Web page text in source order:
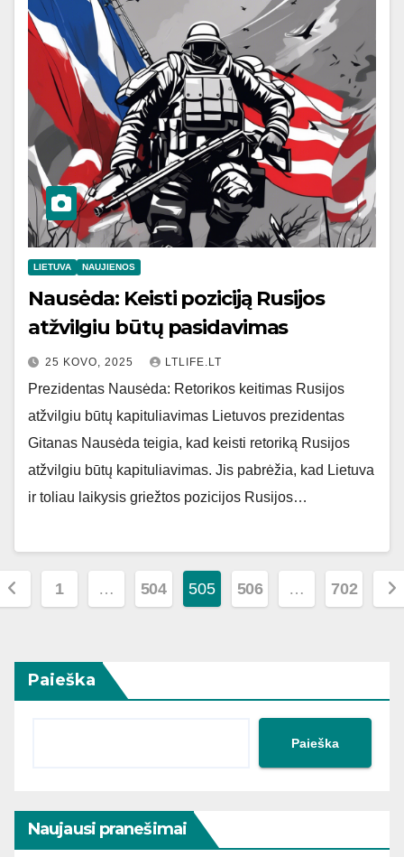
LIETUVA NAUJIENOS
Nausėda: Keisti poziciją Rusijos
atžvilgiu būtų pasidavimas
25 KOVO, 2025 LTLIFE.LT
Prezidentas Nausėda: Retorikos keitimas Rusijos
atžvilgiu būtų kapituliavimas Lietuvos prezidentas
Gitanas Nausėda teigia, kad keisti retoriką Rusijos
atžvilgiu būtų kapituliavimas. Jis pabrėžia, kad Lietuva
ir toliau laikysis griežtos pozicijos Rusijos…
1 … 504 505 506 … 702
Paieška
Paieška
Naujausi pranešimai